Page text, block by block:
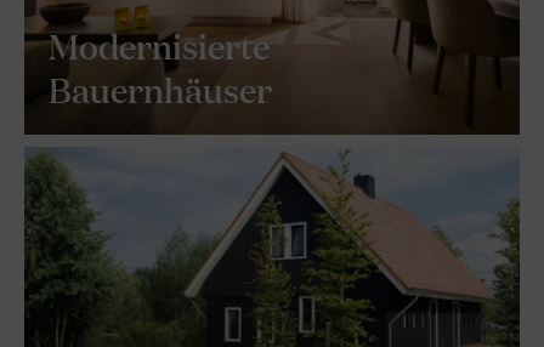
Modernisierte
Bauernhäuser